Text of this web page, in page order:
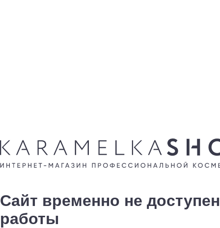
Сайт временно не
работы